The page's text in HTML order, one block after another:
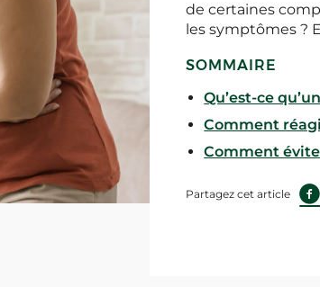
de certaines
les symptômes ?
SOMMAIRE
Qu’est-ce
Comment
Comment
Partagez cet article